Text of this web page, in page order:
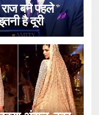
बने पहले
है दूरी